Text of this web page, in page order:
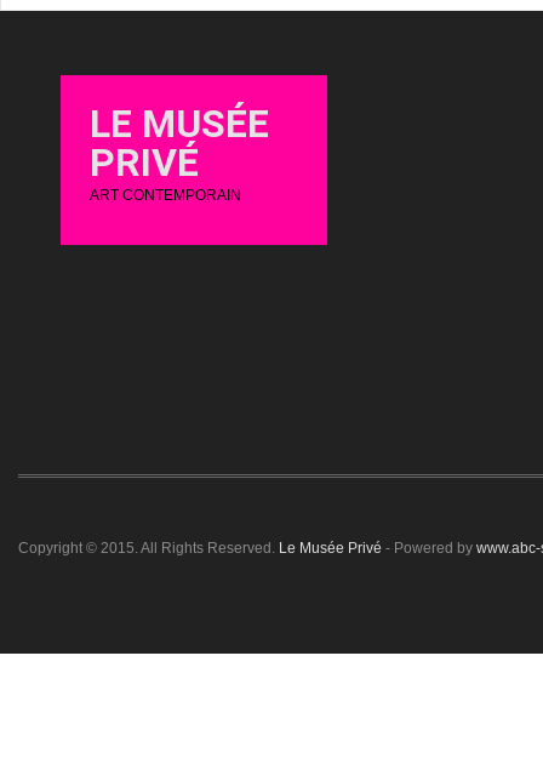
LE MUSÉE
PRIVÉ
ART CONTEMPORAIN
Copyright © 2015. All Rights Reserved. Le Musée Privé - Powered by